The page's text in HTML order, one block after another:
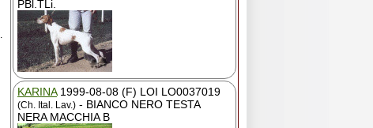
PBl.TLi.
KARINA1999-08-08 (F) LOI LO0037019
(Ch. Ital. Lav.) - BIANCO NERO TESTA
NERA MACCHIA B